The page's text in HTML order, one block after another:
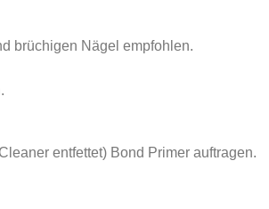
brüchigen Nägel empfohlen.
entfettet) Bond Primer auftragen.